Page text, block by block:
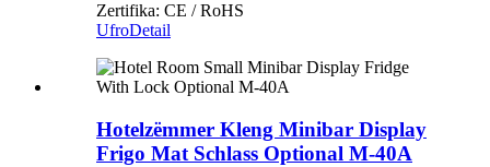
Zertifika: CE / RoHS
UfroDetail
Hotelzëmmer Kleng Minibar Display
Frigo Mat Schlass Optional M-40A